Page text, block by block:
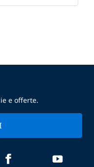
e offerte.